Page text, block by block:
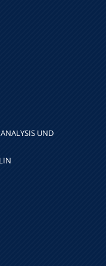
UND S